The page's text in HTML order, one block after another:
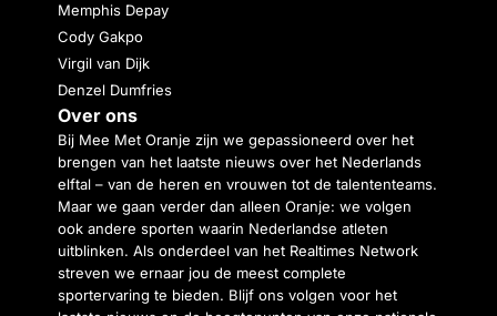
Memphis Depay
Cody Gakpo
Virgil van Dijk
Denzel Dumfries
Over ons
Bij Mee Met Oranje zijn we gepassioneerd over het
brengen van het laatste nieuws over het Nederlands
elftal – van de heren en vrouwen tot de talententeams.
Maar we gaan verder dan alleen Oranje: we volgen
ook andere sporten waarin Nederlandse atleten
uitblinken. Als onderdeel van het Realtimes Network
streven we ernaar jou de meest complete
sportervaring te bieden. Blijf ons volgen voor het